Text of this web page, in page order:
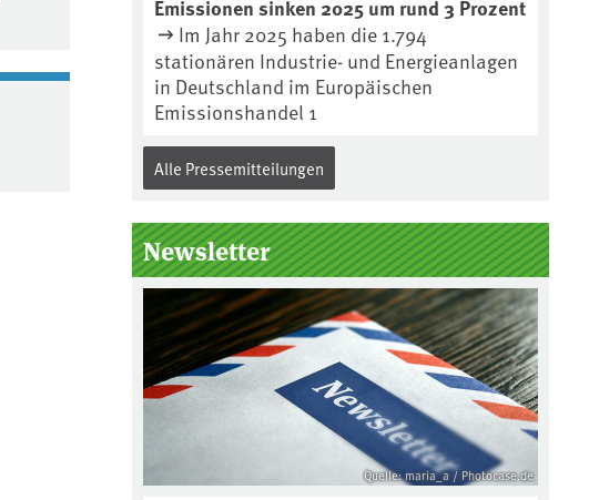
Emissionen sinken 2025 um rund 3 Prozent
Im Jahr 2025 haben die 1.794
stationären Industrie- und Energieanlagen
in Deutschland im Europäischen
Emissionshandel 1
Alle Pressemitteilungen
Newsletter
Quelle: maria_a / Photocase.de